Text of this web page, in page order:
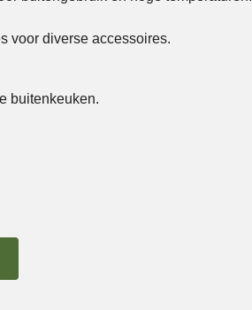
voor diverse accessoires.
buitenkeuken.